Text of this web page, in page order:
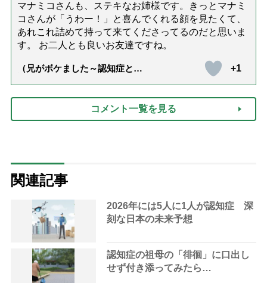
マナミコさんも、ステキなお姉様です。きっとマナミ
コさんが「うわー！」と喜んでくれる顔を見たくて、
あれこれ詰めて持って来てくださってるのだと思いま
す。 お二人とも良いお友達ですね。
（兄がボケました～認知症と介
達』が届きました」）
+1
コメント一覧を見る
関連記事
2026年には5人に1人が認知症 深
刻な日本の未来予想
認知症の祖母の「徘徊」に口出し
せず付き添ってみたら…